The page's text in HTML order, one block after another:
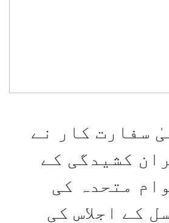
سفارت کار نے
کشیدگی کے
متحدہ کی
کے اجلاس کی